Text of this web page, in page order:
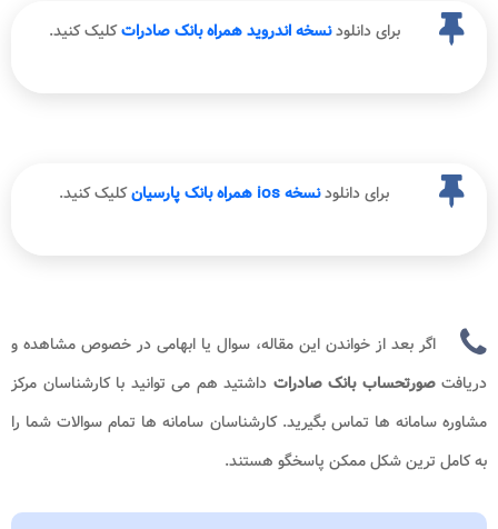
برای دانلود نسخه اندروید همراه بانک صادراتکلیک کنید.
برای دانلودنسخه ios همراه بانک پارسیان کلیک کنید.
اگر بعد از خواندن این مقاله، سوال یا ابهامی در خصوص مشاهده و
دریافتصورتحساب بانک صادرات داشتید هم می توانید با کارشناسان مرکز
مشاوره سامانه ها تماس بگیرید. کارشناسان سامانه ها تمام سوالات شما را
به کامل ترین شکل ممکن پاسخگو هستند.